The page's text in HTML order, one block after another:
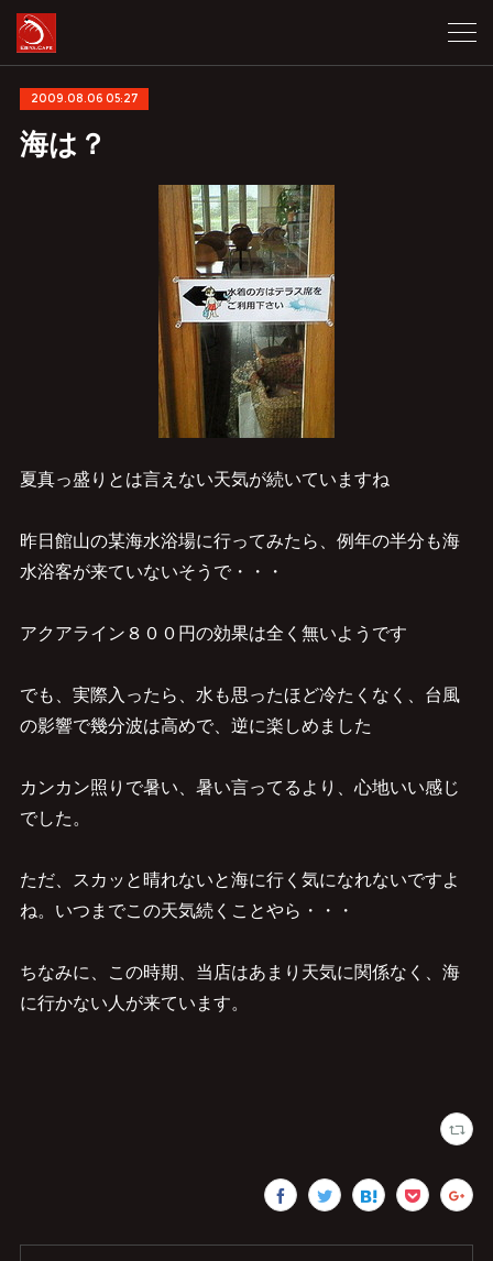
2009.08.06 05:27
海は？
夏真っ盛りとは言えない天気が続いていますね
昨日館山の某海水浴場に行ってみたら、例年の半分も海
水浴客が来ていないそうで・・・
アクアライン８００円の効果は全く無いようです
でも、実際入ったら、水も思ったほど冷たくなく、台風
の影響で幾分波は高めで、逆に楽しめました
カンカン照りで暑い、暑い言ってるより、心地いい感じ
でした。
ただ、スカッと晴れないと海に行く気になれないですよ
ね。いつまでこの天気続くことやら・・・
ちなみに、この時期、当店はあまり天気に関係なく、海
に行かない人が来ています。